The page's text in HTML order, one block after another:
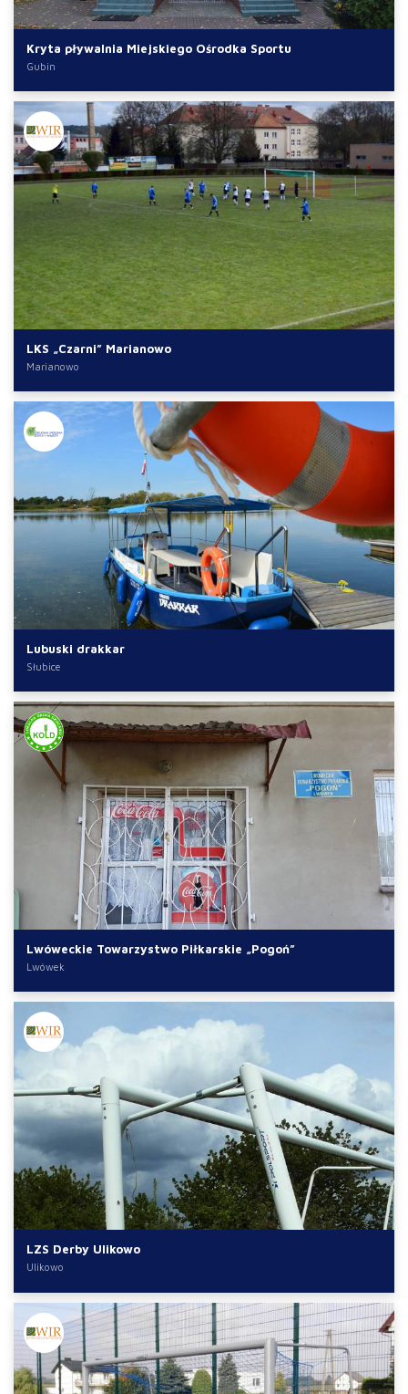
Kryta pływalnia Miejskiego Ośrodka Sportu
Gubin
LKS „Czarni” Marianowo
Marianowo
Lubuski drakkar
Słubice
Lwóweckie Towarzystwo Piłkarskie „Pogoń”
Lwówek
LZS Derby Ulikowo
Ulikowo